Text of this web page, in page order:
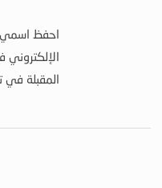
احفظ اسمي،
الإلكتروني
المقبلة في